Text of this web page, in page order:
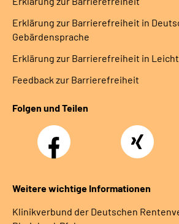
Gebärdensprache
Erklärung zur Barrierefreiheit in
Gebärdensprache
Erklärung zur Barrierefreiheit in
Feedback zur Barrierefreiheit
Folgen und Teilen
Facebook Xing
Weitere wichtige Informationen
Klinikverbund der Deutschen